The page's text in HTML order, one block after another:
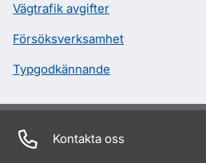
Vägtrafik avgifter
Försöksverksamhet
Typgodkännande
Kontakta oss